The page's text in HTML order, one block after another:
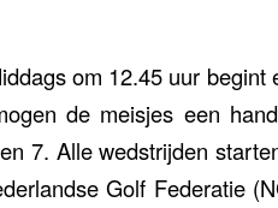
om 12.45 uur begint
de meisjes een
7. Alle wedstrijden
Golf Federatie